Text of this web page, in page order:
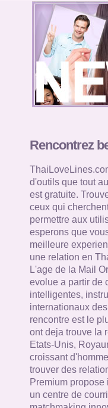
Rencontrez
d'outils que tout
est gratuite.
ceux qui
permettre aux
esperons que
meilleure
une relation en
L'age de la Mail
evolue a partir de
intelligentes,
internationaux
rencontre est le
ont deja trouve la
Etats-Unis,
croissant
trouver des
Premium
un centre de